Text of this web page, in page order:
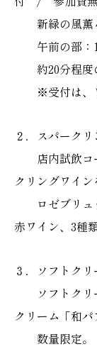
新緑の風薫
午前の部：
約20分程度
※受付は、ワ
２．スパーク
店内試飲コ
クリングワイン
ロゼブリュ
赤ワイン、3種
３．ソフトク
ソフトクリ
クリーム「和パ
数量限定。